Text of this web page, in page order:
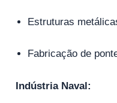
Estruturas
Fabricação de
Indústria Naval: